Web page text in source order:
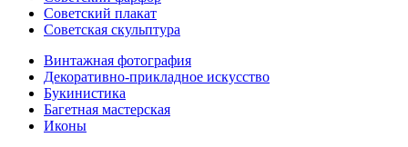
Советский плакат
Советская скульптура
Винтажная фотография
Декоративно-прикладное искусство
Букинистика
Багетная мастерская
Иконы